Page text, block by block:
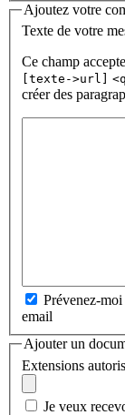
Ajoutez votre
Texte de votre
Ce champ
[texte->url]
créer des
Prévenez-
email
Ajouter un
Extensions
Je veux